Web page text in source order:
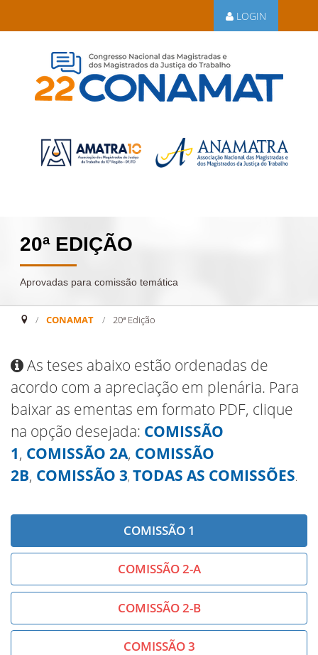
LOGIN
20ª EDIÇÃO
Aprovadas para comissão temática
CONAMAT 20ª Edição
As teses abaixo estão ordenadas de
acordo com a apreciação em plenária. Para
baixar as ementas em formato PDF, clique
na opção desejada: COMISSÃO
1, COMISSÃO 2A, COMISSÃO
2B, COMISSÃO 3, TODAS AS COMISSÕES.
COMISSÃO 1
COMISSÃO 2-A
COMISSÃO 2-B
COMISSÃO 3